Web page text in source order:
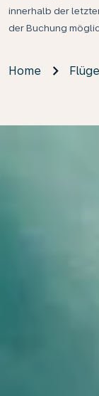
innerhalb der
der Buchung
Home Flüge